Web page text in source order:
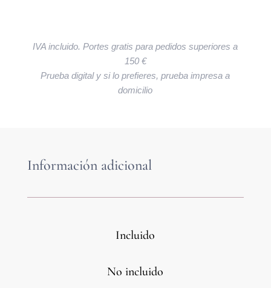
IVA incluido. Portes gratis para pedidos superiores a
150 €
Prueba digital y si lo prefieres, prueba impresa a
domicilio
Información adicional
Incluido
No incluido